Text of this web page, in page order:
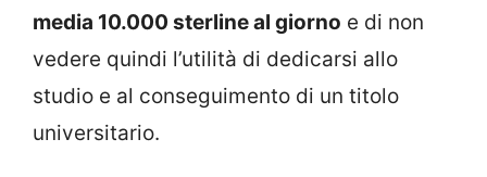
media 10.000 sterline al giorno e di non
vedere quindi l’utilità di dedicarsi allo
studio e al conseguimento di un titolo
universitario.